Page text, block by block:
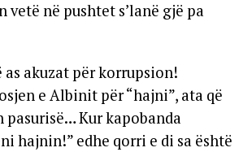
vetë në pushtet s’lanë gjë pa
as akuzat për korrupsion!
e Albinit për “hajni”, ata që
pasurisë… Kur kapobanda
hajnin!” edhe qorri e di sa është